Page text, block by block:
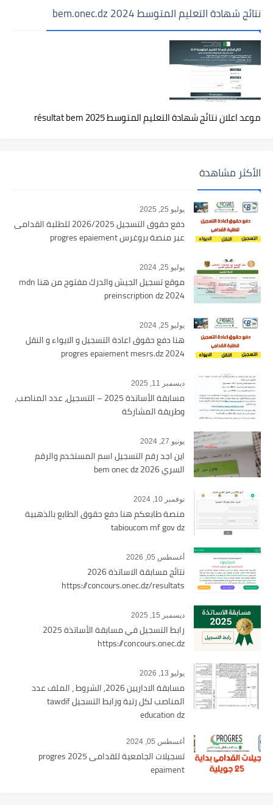
نتائج شهادة التعليم المتوسط 2024 bem.onec.dz
موعد اعلان نتائج شهادة التعليم المتوسط 2025 résultat bem
الأكثر مشاهدة
يوليو 25, 2025
دفع حقوق التسجيل 2026/2025 للطلبة القدامى
عبر منصة بروغرس progres epaiement
يوليو 25, 2024
موقع تسجيل الجيش والدرك مفتوح من هنا mdn
preinscription dz 2024
يوليو 25, 2024
هنا دفع حقوق اعادة التسجيل و الايواء و النقل
2024 progres epaiement mesrs.dz
ديسمبر 11, 2025
مسابقة الأساتذة 2025 – التسجيل، عدد المناصب،
وطريقة المشاركة
يونيو 27, 2024
اين اجد رقم التسجيل اسم المستخدم والرقم
السري bem onec dz 2026
نوفمبر 10, 2024
منصة طابعكم هنا دفع حقوق الطابع بالذهبية
tabioucom mf gov dz
أغسطس 05, 2026
نتائج مسابقة الاساتذة 2026
https://concours.onec.dz/resultats
ديسمبر 15, 2025
رابط التسجيل في مسابقة الأساتذة 2025
https://concours.onec.dz
يوليو 13, 2026
مسابقة الاداريين 2026, الشروط ، الملف عدد
المناصب لكل رتبة ورابط التسجيل tawdif
education dz
أغسطس 05, 2024
تسجيلات الجامعية للقدامى 2025 progres
epaiment